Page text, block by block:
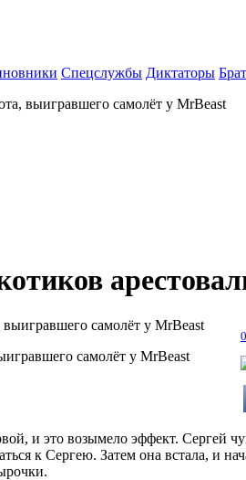
Спецслужбы Диктаторы
выигравшего самолёт у MrBeast
самолёт у MrBeast
и это возымело эффект. Сергей
к Сергею. Затем она встала, и